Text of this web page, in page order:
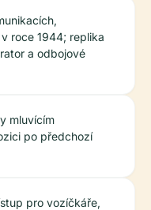
roce 1944; replika
a odbojové
mluvícím
po předchozí
pro vozíčkáře,